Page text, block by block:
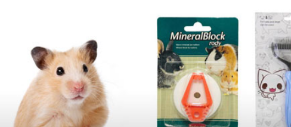
شایر
گورمت
نیناپت
وینستون
ویسکاس